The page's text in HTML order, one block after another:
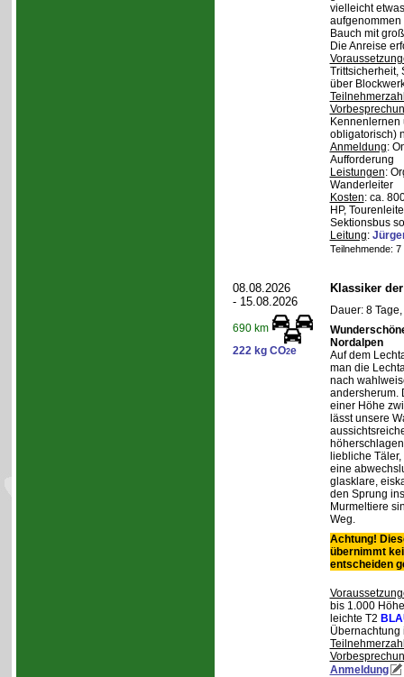
vielleicht
Bauch mit
Die Anreise
Trittsicherheit,
über
obligatorisch)
Anmeldung:
Aufforderung
Leistungen:
Wanderleiter
Kosten: ca.
HP,
Sektionsbus
Leitung:
Teilnehmende:
08.08.2026
- 15.08.2026
690 km
222 kg CO2e
Klassiker
Dauer: 8
Nordalpen
Auf dem
man die
nach
andersherum.
einer Höhe
lässt unsere
liebliche
eine
glasklare,
den Sprung
Murmeltiere
Weg.
Achtung!
übernimmt
entscheiden
bis 1.000
leichte T2
Übernachtung
Anmeldung